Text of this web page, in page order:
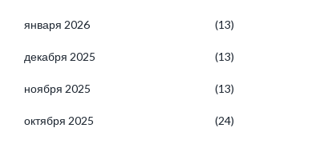
января 2026 (13)
декабря 2025 (13)
ноября 2025 (13)
октября 2025 (24)